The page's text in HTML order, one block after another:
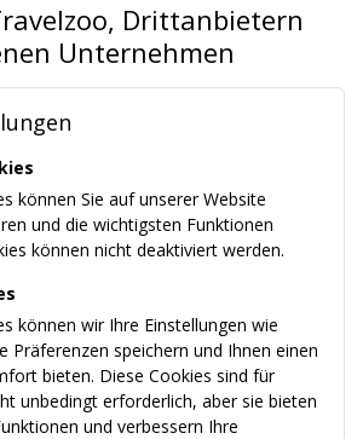
Drittanbietern
Unternehmen
können Sie auf unserer Website
und die wichtigsten Funktionen
können nicht deaktiviert werden.
können wir Ihre Einstellungen wie
Präferenzen speichern und Ihnen einen
bieten. Diese Cookies sind für
unbedingt erforderlich, aber sie bieten
und verbessern Ihre